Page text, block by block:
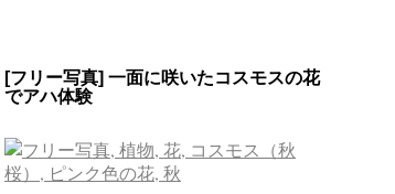
[フリー写真] 一面に咲いたコスモスの花
でアハ体験